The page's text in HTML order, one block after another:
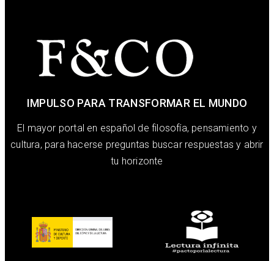
IMPULSO PARA TRANSFORMAR EL MUNDO
El mayor portal en español de filosofía, pensamiento y
cultura, para hacerse preguntas buscar respuestas y abrir
tu horizonte